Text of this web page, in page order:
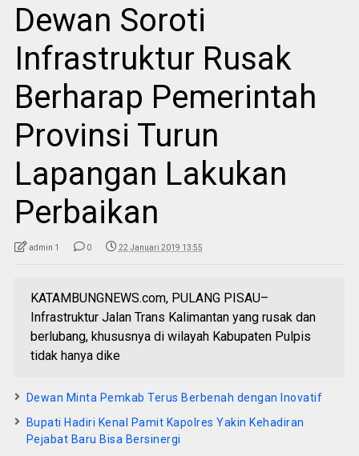
Dewan Soroti
Infrastruktur Rusak
Berharap Pemerintah
Provinsi Turun
Lapangan Lakukan
Perbaikan
admin 1 0 22 Januari 2019 13:55
KATAMBUNGNEWS.com, PULANG PISAU–
Infrastruktur Jalan Trans Kalimantan yang rusak dan
berlubang, khususnya di wilayah Kabupaten Pulpis
tidak hanya dike
Dewan Minta Pemkab Terus Berbenah dengan Inovatif
Bupati Hadiri Kenal Pamit Kapolres Yakin Kehadiran
Pejabat Baru Bisa Bersinergi